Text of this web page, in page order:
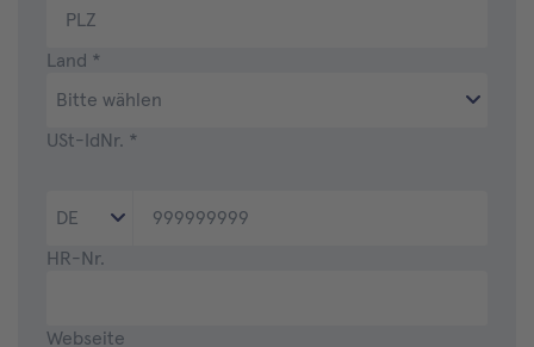
Land *
USt-IdNr. *
HR-Nr.
Webseite